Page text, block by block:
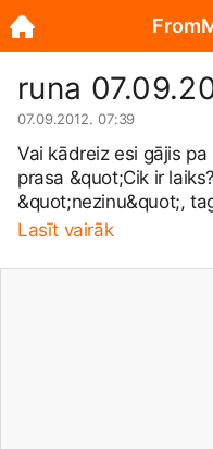
runa
07.09.2012. 07:39
Vai kādreiz esi gājis
prasa &quot;Cik ir
&quot;nezinu&quot;,
teikt. BRANDWATCH
Lasīt vairāk